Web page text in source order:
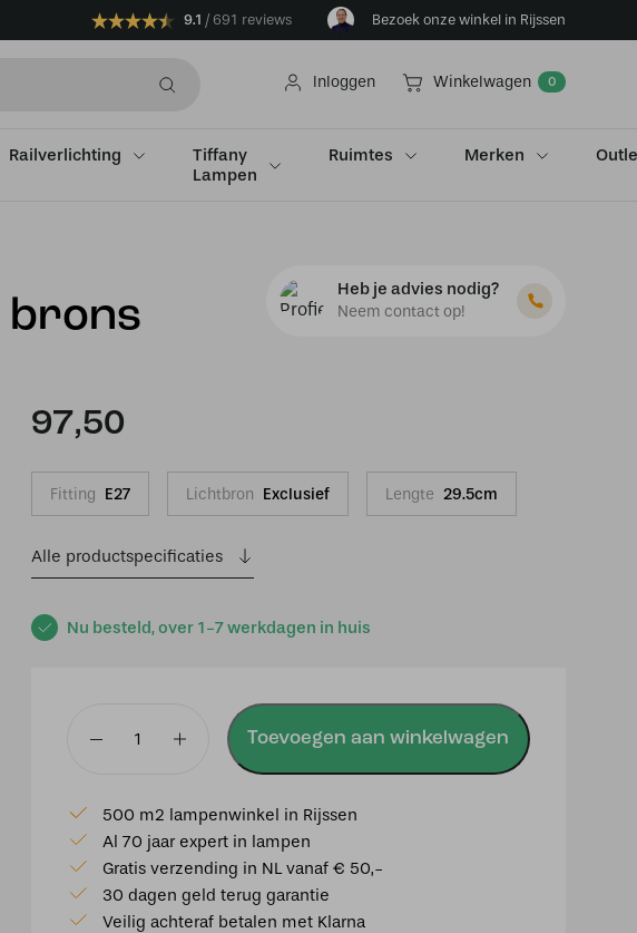
9.1 691 reviews Bezoek onze winkel in Rijssen
Inloggen Winkelwagen 0
Railverlichting
Tiffany
Lampen
Ruimtes Merken
brons
Heb je advies nodig?
Neem contact op!
Nu besteld, over 1-7 werkdagen in huis
97,50
Fitting E27 Lichtbron Exclusief Lengte 29.5cm
Alle productspecificaties
Tafellamp
cm
MEREL
antiek
brons
aantal
Toevoegen aan winkelwagen
500 m2 lampenwinkel in Rijssen
Al 70 jaar expert in lampen
Gratis verzending in NL vanaf € 50,-
30 dagen geld terug garantie
Veilig achteraf betalen met Klarna